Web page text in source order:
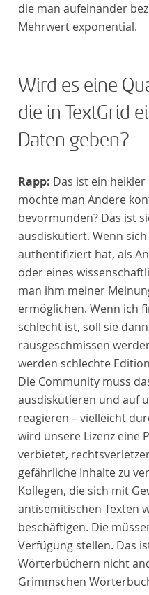
die man aufeinander
Mehrwert exponential.
Wird es eine
die in TextGrid
Daten geben?
Rapp: Das ist ein
möchte man Andere
bevormunden? Das ist
ausdiskutiert. Wenn
authentifiziert hat, als
oder eines
man ihm meiner
ermöglichen. Wenn ich
schlecht ist, soll sie
rausgeschmissen
werden schlechte
Die Community muss
ausdiskutieren und auf
reagieren – vielleicht
wird unsere Lizenz eine
verbietet,
gefährliche Inhalte zu
Kollegen, die sich mit
antisemitischen Texten
beschäftigen. Die
Verfügung stellen. Das
Wörterbüchern nicht
Grimmschen